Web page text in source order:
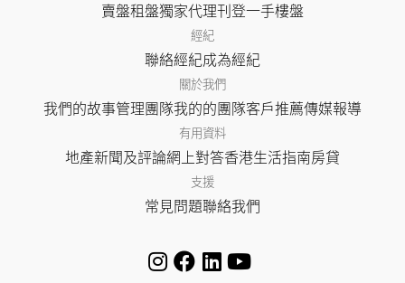
賣盤租盤獨家代理刊登一手樓盤
經紀
聯絡經紀成為經紀
關於我們
我們的故事管理團隊我的的團隊客戶推薦傳媒報導
有用資料
地產新聞及評論網上對答香港生活指南房貸
支援
常見問題聯絡我們